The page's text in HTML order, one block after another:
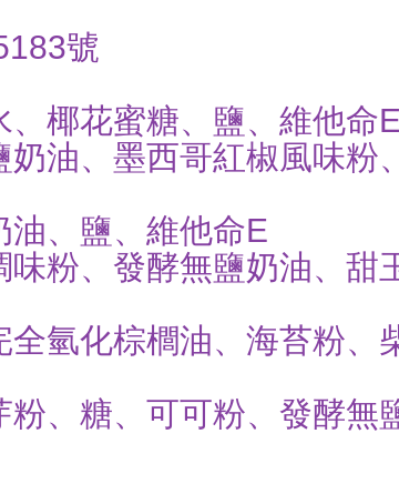
號
椰花蜜糖、鹽、維他命E
油、墨西哥紅椒風味粉
、鹽、維他命E
粉、發酵無鹽奶油、甜
氫化棕櫚油、海苔粉、
、糖、可可粉、發酵無